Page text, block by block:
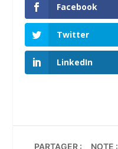
Facebook
Twitter
LinkedIn
PARTAGER : NOTE :